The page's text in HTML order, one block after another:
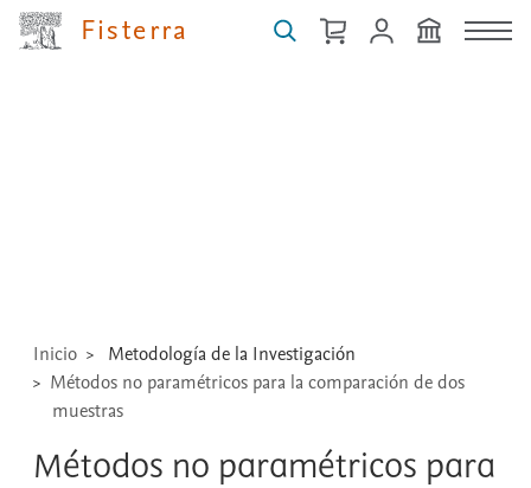
Fisterra
Inicio
Metodología de la Investigación
Métodos no paramétricos para la comparación de dos
muestras
Métodos no paramétricos para